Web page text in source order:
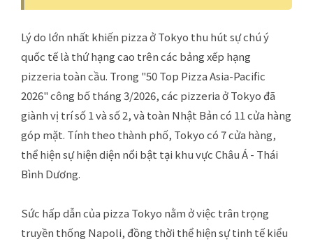
Lý do lớn nhất khiến pizza ở Tokyo thu hút sự chú ý
quốc tế là thứ hạng cao trên các bảng xếp hạng
pizzeria toàn cầu. Trong "50 Top Pizza Asia-Pacific
2026" công bố tháng 3/2026, các pizzeria ở Tokyo đã
giành vị trí số 1 và số 2, và toàn Nhật Bản có 11 cửa hàng
góp mặt. Tính theo thành phố, Tokyo có 7 cửa hàng,
thể hiện sự hiện diện nổi bật tại khu vực Châu Á - Thái
Bình Dương.
Sức hấp dẫn của pizza Tokyo nằm ở việc trân trọng
truyền thống Napoli, đồng thời thể hiện sự tinh tế kiểu